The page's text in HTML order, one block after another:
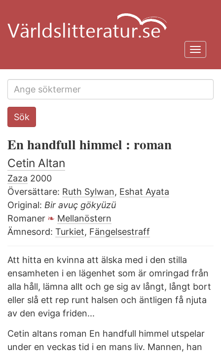
huvudinnehåll
Search
this
Sök
En handfull himmel : roman
Cetin Altan
Zaza 2000
Översättare: Ruth Sylwan, Eshat Ayata
Original: Bir avuç gökyüzü
Romaner
Mellanöstern
Ämnesord: Turkiet, Fängelsestraff
Att hitta en kvinna att älska med i den stilla
ensamheten i en lägenhet som är omringad från
alla håll, lämna allt och ge sig av långt, långt bort
eller slå ett rep runt halsen och äntligen få njuta
av den eviga friden...
Cetin altans roman En handfull himmel utspelar
under en veckas tid i en mans liv. Mannen, han